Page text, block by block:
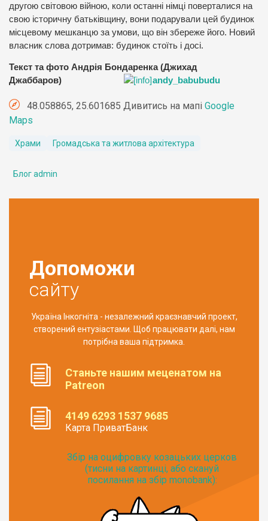
другою світовою війною, коли останні німці поверталися на
свою історичну батьківщину, вони подарували цей будинок
місцевому мешканцю за умови, що він збереже його. Новий
власник слова дотримав: будинок стоїть і досі.
Текст та фото Андрія Бондаренка (Джихад
Джаббаров)
andy_babubudu
48.058865, 25.601685 Дивитись на мапі Google
Maps
Храми Громадська та житлова архітектура
Блог admin
Допоможи
сайту
Україна Інкогніта - незалежний краєзнавчий проект,
створений ентузіастами. Щоб працювати далі, нам
потрібна ваша підтримка.
Станьте нашим меценатом на
Patreon
4149 6293 1537 9685
Карта ПриватБанк
Збір на оцифровку козацьких церков
(тисни на картинці, або скануй
посилання на збір monobank):